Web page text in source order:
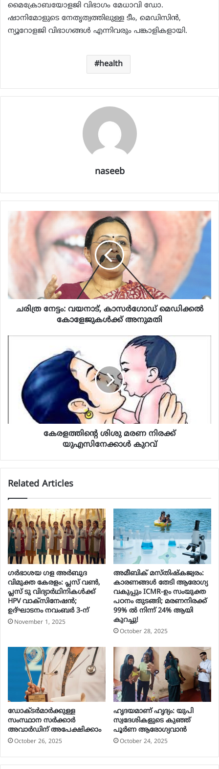
മൈക്രോബയോളജി വിഭാഗം മേധാവി ഡോ.
ഷാനിമോളുടെ നേതൃത്വത്തിലുള്ള ടീം, മെഡിസിന്‍,
ന്യൂറോളജി വിഭാഗങ്ങള്‍ എന്നിവരും പങ്കാളികളായി.
health
naseeb
ചരിത്ര നേട്ടം: വയനാട്, കാസര്‍ഗോഡ് മെഡിക്കല്‍
കോളേജുകള്‍ക്ക് അനുമതി
കേരളത്തിന്റെ ശിശു മരണ നിരക്ക്
യുഎസിനേക്കാള്‍ കുറവ്
Related Articles
ഗർഭാശയ ഗള അർബുദ
വിമുക്ത കേരളം: പ്ലസ് വൺ,
പ്ലസ് ടു വിദ്യാർഥിനികൾക്ക്
HPV വാക്‌സിനേഷൻ;
ഉദ്ഘാടനം നവംബർ 3-ന്
November 1, 2025
അമീബിക് മസ്തിഷ്കജ്വരം:
കാരണങ്ങൾ തേടി ആരോഗ്യ
വകുപ്പും ICMR-ഉം സംയുക്ത
പഠനം തുടങ്ങി; മരണനിരക്ക്
99% ൽ നിന്ന് 24% ആയി
കുറച്ചു!
October 28, 2025
ഡോക്ടർമാർക്കുള്ള
സംസ്ഥാന സർക്കാർ
അവാർഡിന് അപേക്ഷിക്കാം
October 26, 2025
ഹൃദയമാണ് ഹൃദ്യം: യുപി
സ്വദേശികളുടെ കുഞ്ഞ്
പൂര്‍ണ ആരോഗ്യവാന്‍
October 24, 2025